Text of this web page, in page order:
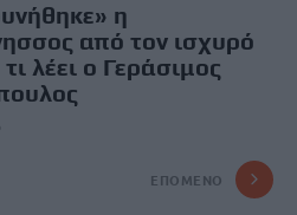
η
από τον ισχυρό
λέει ο Γεράσιμος
ΕΠΌΜΕΝΟ